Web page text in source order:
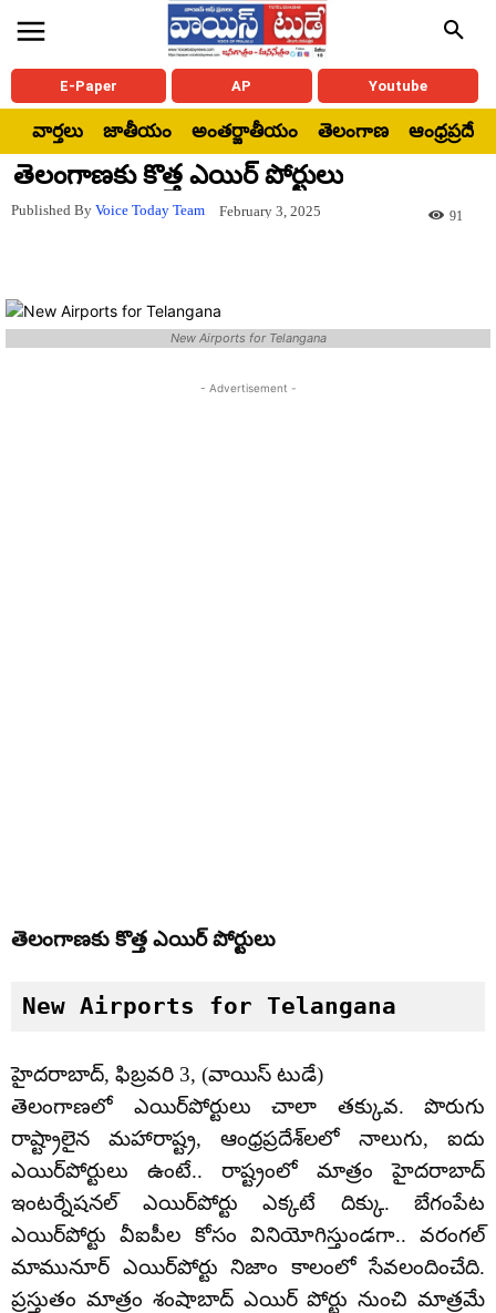
E-Paper AP Youtube
వార్తలు జాతీయం అంతర్జాతీయం తెలంగాణ ఆంధ్రప్రదేశ్
తెలంగాణకు కొత్త ఎయిర్ పోర్టులు
Published By Voice Today Team February 3, 2025 91
New Airports for Telangana
- Advertisement -
తెలంగాణకు కొత్త ఎయిర్ పోర్టులు
New Airports for Telangana
హైదరాబాద్, ఫిబ్రవరి 3, (వాయిస్ టుడే)
తెలంగాణలో ఎయిర్‌పోర్టులు చాలా తక్కువ. పొరుగు
రాష్ట్రాలైన మహారాష్ట్ర, ఆంధ్రప్రదేశ్‌లలో నాలుగు, ఐదు
ఎయిర్‌పోర్టులు ఉంటే.. రాష్ట్రంలో మాత్రం హైదరాబాద్
ఇంటర్నేషనల్ ఎయిర్‌పోర్టు ఎక్కటే దిక్కు. బేగంపేట
ఎయిర్‌పోర్టు వీఐపీల కోసం వినియోగిస్తుండగా.. వరంగల్
మామునూర్ ఎయిర్‌పోర్టు నిజాం కాలంలో సేవలందించేది.
ప్రస్తుతం మాత్రం శంషాబాద్ ఎయిర్ పోర్టు నుంచి మాత్రమే